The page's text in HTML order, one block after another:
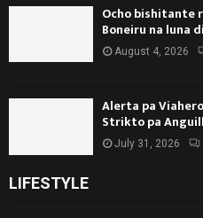
Ocho bishitante
Boneiru na luna
August 4, 2026
Alerta pa
Strikto pa
July 31, 2026
LIFESTYLE